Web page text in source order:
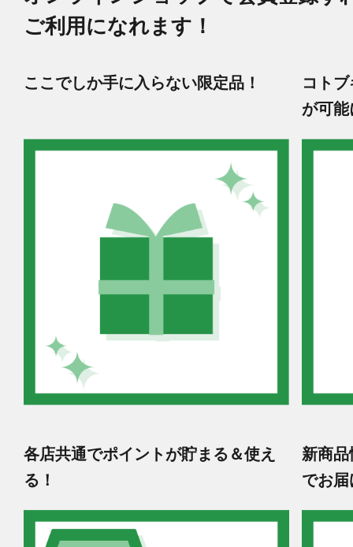
ご利用になれます！
ここでしか手に入らない限定品！
コト
が可能
各店共通でポイントが貯まる＆使え
る！
新商
でお届